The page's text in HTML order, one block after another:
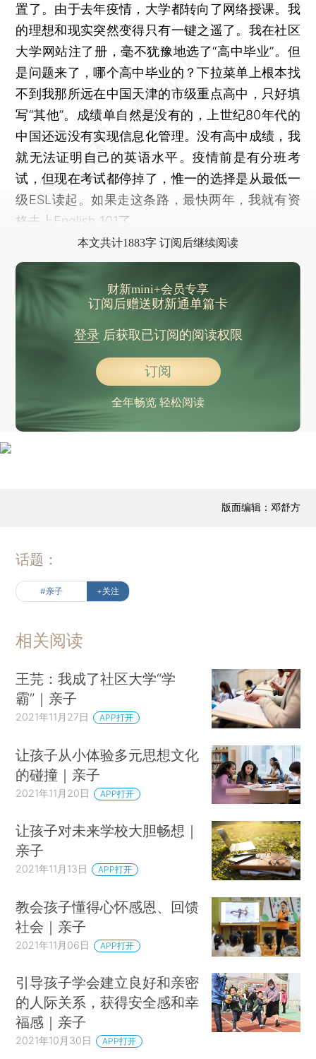
置了。由于去年疫情，大学都转向了网络授课。我
的理想和现实突然变得只有一键之遥了。我在社区
大学网站注了册，毫不犹豫地选了“高中毕业”。但
是问题来了，哪个高中毕业的？下拉菜单上根本找
不到我那所远在中国天津的市级重点高中，只好填
写“其他”。成绩单自然是没有的，上世纪80年代的
中国还远没有实现信息化管理。没有高中成绩，我
就无法证明自己的英语水平。疫情前是有分班考
试，但现在考试都停掉了，惟一的选择是从最低一
级ESL读起。如果走这条路，最快两年，我就有资
格去上English 101了。
本文共计1883字 订阅后继续阅读
财新mini+会员专享
订阅后赠送财新通单篇卡
登录后获取已订阅的阅读权限
订阅
全年畅览 轻松阅读
版面编辑：邓舒方
话题：
#亲子 +关注
相关阅读
王芫：我成了社区大学“学
霸”｜亲子
2021年11月27日 APP打开
让孩子从小体验多元思想文化
的碰撞｜亲子
2021年11月20日 APP打开
让孩子对未来学校大胆畅想｜
亲子
2021年11月13日 APP打开
教会孩子懂得心怀感恩、回馈
社会｜亲子
2021年11月06日 APP打开
引导孩子学会建立良好和亲密
的人际关系，获得安全感和幸
福感｜亲子
2021年10月30日 APP打开